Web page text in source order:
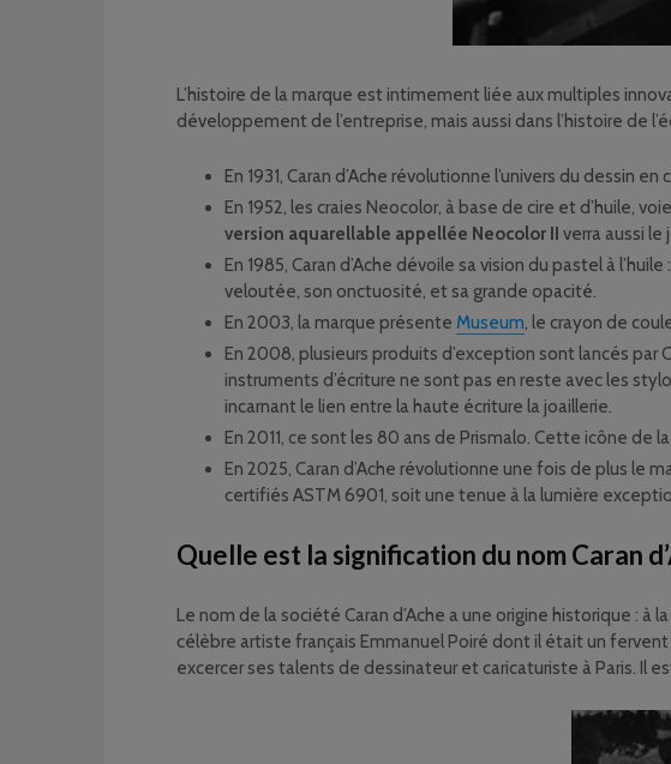
L’histoire de la marque est intimement liée aux multiples
développement de l’entreprise, mais aussi dans l’histoire de
En 1931, Caran d’Ache révolutionne l’univers du dessin en
En 1952, les craies Neocolor, à base de cire et d’huile,
version aquarellable appellée Neocolor II verra aussi le
En 1985, Caran d’Ache dévoile sa vision du pastel à
veloutée, son onctuosité, et sa grande opacité.
En 2003, la marque présente Museum , le crayon de
En 2008, plusieurs produits d’exception sont lancés par
instruments d’écriture ne sont pas en reste avec les
incarnant le lien entre la haute écriture la joaillerie.
En 2011, ce sont les 80 ans de Prismalo. Cette icône
En 2025, Caran d’Ache révolutionne une fois de plus le
certifiés ASTM 6901, soit une tenue à la lumière
Quelle est la signification du nom Caran
Le nom de la société Caran d’Ache a une origine historique :
célèbre artiste français Emmanuel Poiré dont il était un fervent
excercer ses talents de dessinateur et caricaturiste à Paris. Il